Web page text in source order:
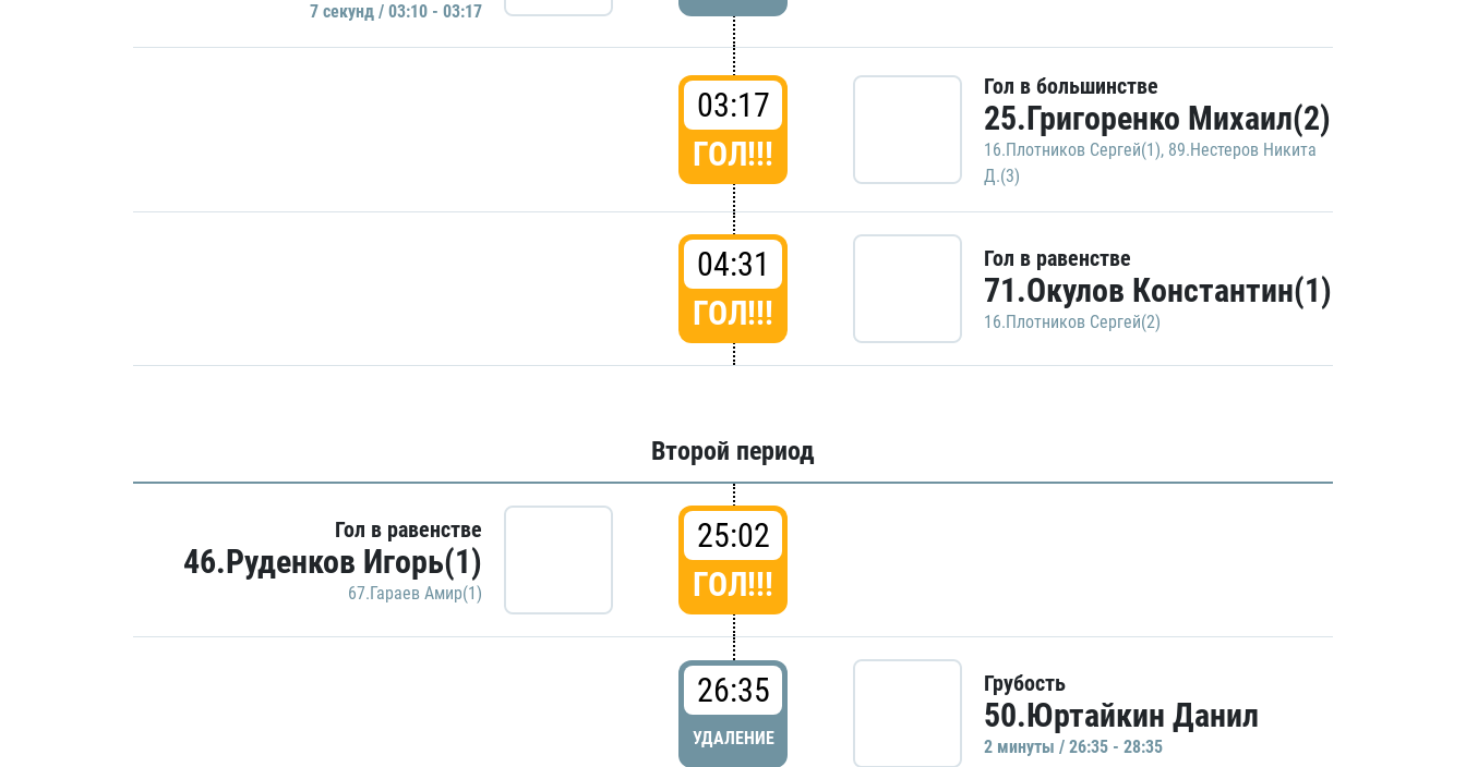
7 секунд / 03:10 - 03:17
03:17
ГОЛ!!!
Гол в большинстве
25.Григоренко Михаил(2)
16.Плотников Сергей(1), 89.Нестеров Никита
Д.(3)
04:31
ГОЛ!!!
Гол в равенстве
71.Окулов Константин(1)
16.Плотников Сергей(2)
Второй период
Гол в равенстве
46.Руденков Игорь(1)
67.Гараев Амир(1)
25:02
ГОЛ!!!
26:35
УДАЛЕНИЕ
Грубость
50.Юртайкин Данил
2 минуты / 26:35 - 28:35